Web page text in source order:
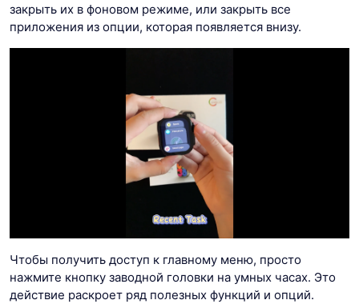
закрыть их в фоновом режиме, или закрыть все
приложения из опции, которая появляется внизу.
Чтобы получить доступ к главному меню, просто
нажмите кнопку заводной головки на умных часах. Это
действие раскроет ряд полезных функций и опций.